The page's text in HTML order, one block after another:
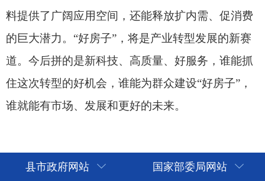
县市政府网站
国家部委局网站